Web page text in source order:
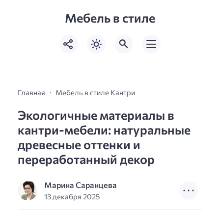
Мебель в стиле
Главная Мебель в стиле Кантри
Экологичные материалы в
кантри-мебели: натуральные
древесные оттенки и
переработанный декор
Марина Саранцева
13 декабря 2025